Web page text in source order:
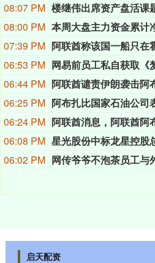
08:07 PM 楼继伟出席资产盘活课
08:00 PM
07:39 PM 阿联酋称该国一船只在
06:53 PM
06:44 PM 阿联酋谴责伊朗袭击阿
06:25 PM
06:24 PM
06:08 PM 星光股份中标龙星控股
06:02 PM
启天配资